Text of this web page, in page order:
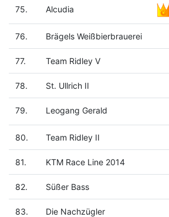
75. Alcudia
76. Brägels Weißbierbrauerei
77. Team Ridley V
78. St. Ullrich II
79. Leogang Gerald
80. Team Ridley II
81. KTM Race Line 2014
82. Süßer Bass
83. Die Nachzügler